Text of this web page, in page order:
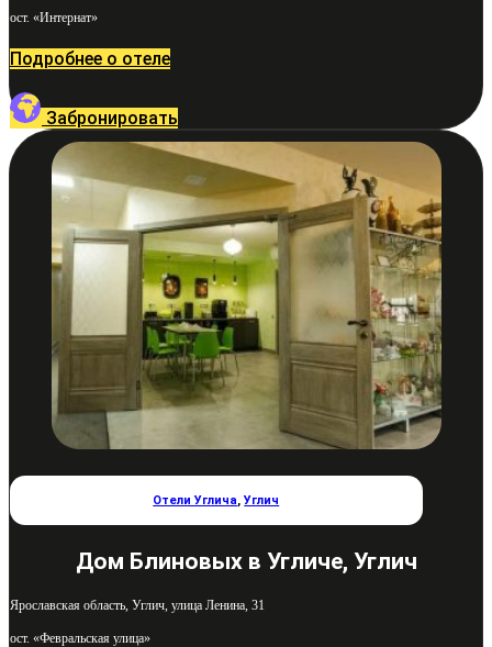
ост. «Интернат»
Подробнее о отеле
Забронировать
Отели Углича,Углич
Дом Блиновых в Угличе, Углич
Ярославская область, Углич, улица Ленина, 31
ост. «Февральская улица»